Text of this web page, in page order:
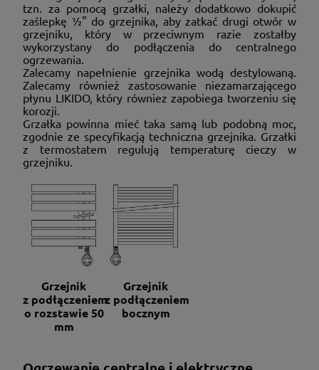
tzn. za pomocą grzałki, należy dodatkowo dokupić
zaślepkę ½" do grzejnika, aby zatkać drugi otwór w
grzejniku, który w przeciwnym razie zostałby
wykorzystany do podłączenia do centralnego
ogrzewania.
Zalecamy napełnienie grzejnika wodą destylowaną.
Zalecamy również zastosowanie niezamarzającego
płynu LIKIDO, który równiez zapobiega tworzeniu się
korozji.
Grzałka powinna mieć taka samą lub podobną moc,
zgodnie ze specyfikacją techniczna grzejnika. Grzałki
z termostatem regulują temperaturę cieczy w
grzejniku.
Grzejnik
z podłączeniem
o rozstawie 50
mm
Grzejnik
z podłączeniem
bocznym